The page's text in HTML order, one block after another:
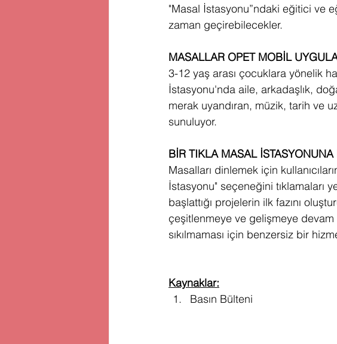
"Masal İstasyonu”ndaki eğitici ve
zaman geçirebilecekler.
MASALLAR OPET MOBİL
3-12 yaş arası çocuklara yönelik
İstasyonu'nda aile, arkadaşlık,
merak uyandıran, müzik, tarih ve
sunuluyor.
BİR TIKLA MASAL İSTASYONUNA
Masalları dinlemek için
İstasyonu" seçeneğini tıklamaları
başlattığı projelerin ilk fazını
çeşitlenmeye ve gelişmeye
sıkılmaması için benzersiz bir
Kaynaklar:
Basın Bülteni